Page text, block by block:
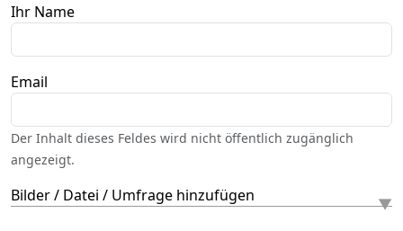
Ihr Name
Email
Der Inhalt dieses Feldes wird nicht öffentlich zugänglich
angezeigt.
Bilder / Datei / Umfrage hinzufügen